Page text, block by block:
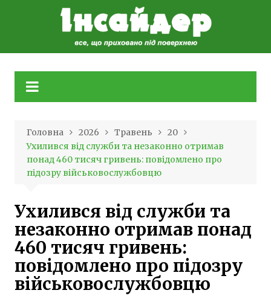
Головна 2026 Травень
20
Ухилився від служби та незаконно отримав
понад 460 тисяч гривень: повідомлено про
підозру військовослужбовцю
Ухилився від служби та
незаконно отримав понад
460 тисяч гривень:
повідомлено про підозру
військовослужбовцю